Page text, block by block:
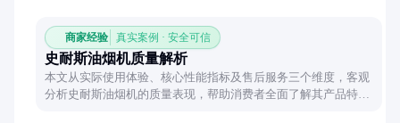
商家经验 真实案例 · 安全可信
史耐斯油烟机质量解析
本文从实际使用体验、核心性能指标及售后服务三个维度，客观
分析史耐斯油烟机的质量表现，帮助消费者全面了解其产品特